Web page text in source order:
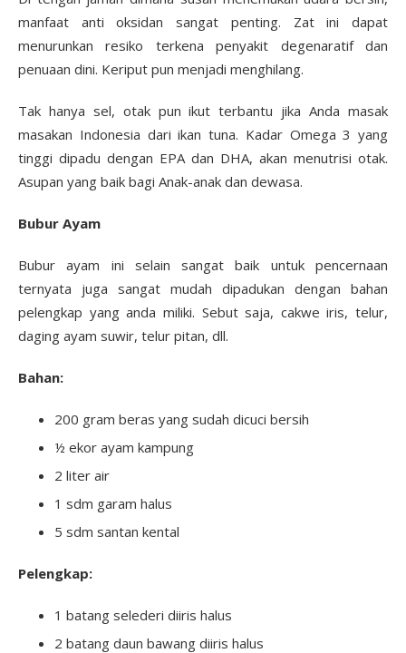
manfaat anti oksidan sangat penting. Zat ini dapat
menurunkan resiko terkena penyakit degenaratif dan
penuaan dini. Keriput pun menjadi menghilang.
Tak hanya sel, otak pun ikut terbantu jika Anda masak
masakan Indonesia dari ikan tuna. Kadar Omega 3 yang
tinggi dipadu dengan EPA dan DHA, akan menutrisi otak.
Asupan yang baik bagi Anak-anak dan dewasa.
Bubur Ayam
Bubur ayam ini selain sangat baik untuk pencernaan
ternyata juga sangat mudah dipadukan dengan bahan
pelengkap yang anda miliki. Sebut saja, cakwe iris, telur,
daging ayam suwir, telur pitan, dll.
Bahan:
200 gram beras yang sudah dicuci bersih
½ ekor ayam kampung
2 liter air
1 sdm garam halus
5 sdm santan kental
Pelengkap:
1 batang selederi diiris halus
2 batang daun bawang diiris halus